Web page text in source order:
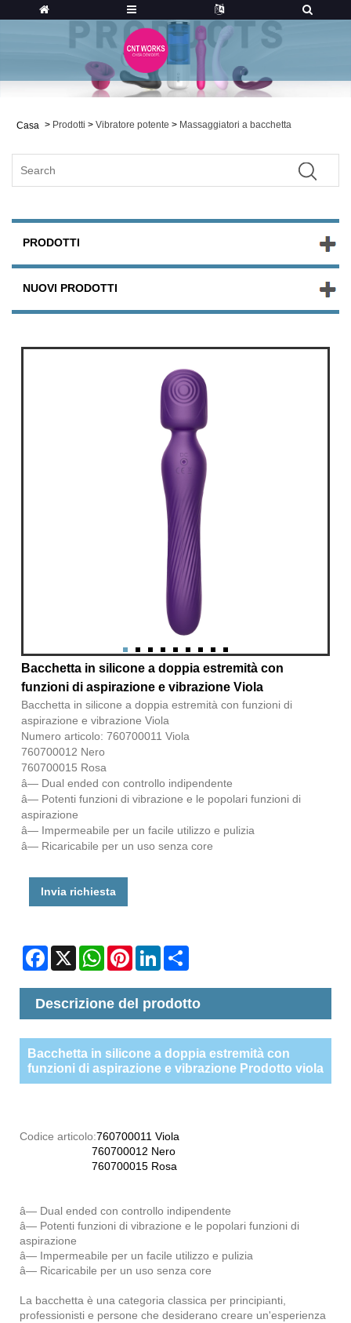
Casa > Prodotti > Vibratore potente > Massaggiatori a bacchetta
PRODOTTI
NUOVI PRODOTTI
Bacchetta in silicone a doppia estremità con
funzioni di aspirazione e vibrazione Viola
Bacchetta in silicone a doppia estremità con funzioni di
aspirazione e vibrazione Viola
Numero articolo: 760700011 Viola
760700012 Nero
760700015 Rosa
â— Dual ended con controllo indipendente
â— Potenti funzioni di vibrazione e le popolari funzioni di
aspirazione
â— Impermeabile per un facile utilizzo e pulizia
â— Ricaricabile per un uso senza core
Invia richiesta
Facebook
X WhatsAppPinterestLinkedIn
Descrizione del prodotto
Bacchetta in silicone a doppia estremità con
funzioni di aspirazione e vibrazione Prodotto viola
Codice articolo:760700011 Viola
760700012 Nero
760700015 Rosa
â— Dual ended con controllo indipendente
â— Potenti funzioni di vibrazione e le popolari funzioni di
aspirazione
â— Impermeabile per un facile utilizzo e pulizia
â— Ricaricabile per un uso senza core
La bacchetta è una categoria classica per principianti,
professionisti e persone che desiderano creare un'esperienza